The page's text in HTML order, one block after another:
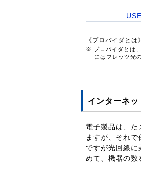
《プロバイダとは》
※ プロバイダとは
にはフレッツ光
インターネッ
電子製品は、た
ますが、それで
ですが光回線に
めて、機器の数